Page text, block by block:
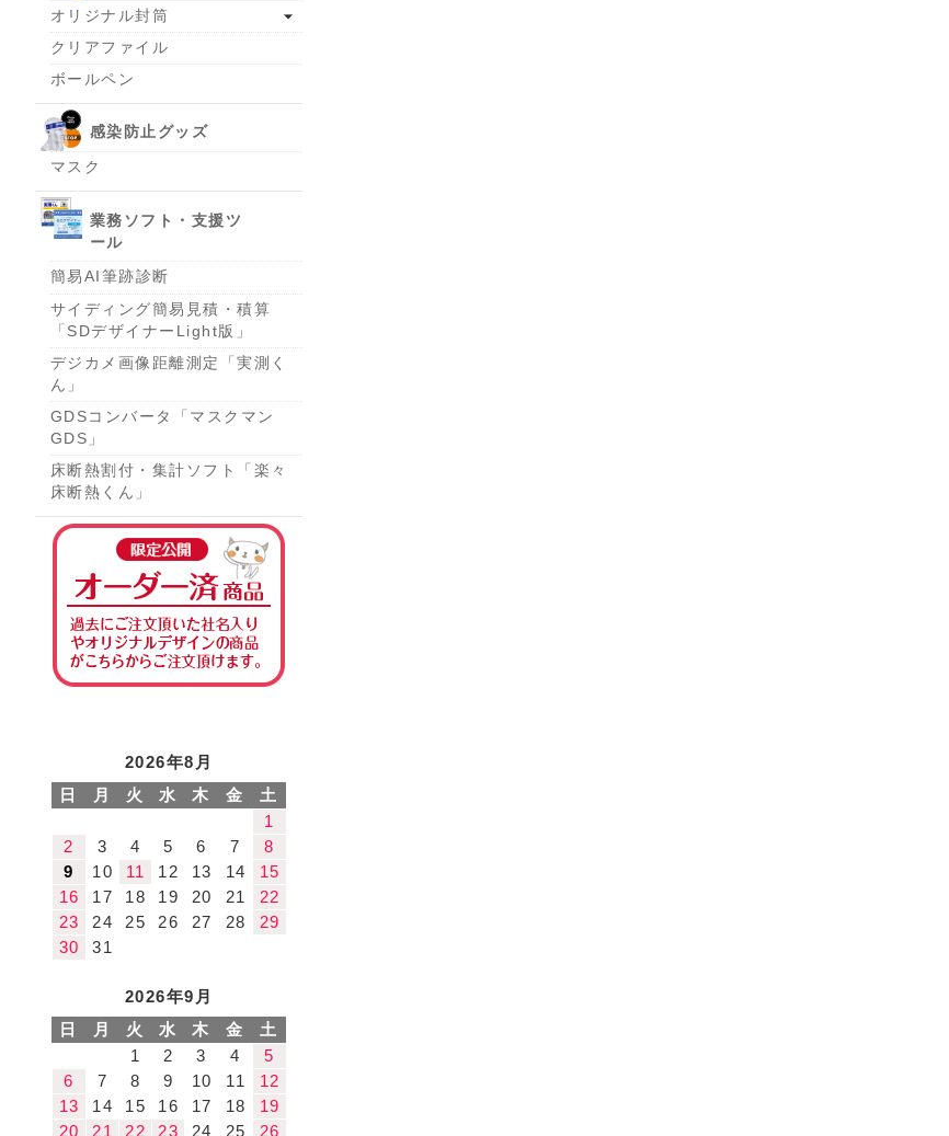
オリジナル封筒
クリアファイル
ボールペン
感染防止グッズ
マスク
業務ソフト・支援ツ
ール
簡易AI筆跡診断
サイディング簡易見積・積算
「SDデザイナーLight版」
デジカメ画像距離測定「実測く
ん」
GDSコンバータ「マスクマン
GDS」
床断熱割付・集計ソフト「楽々
床断熱くん」
2026年8月
日
月 火 水 木 金
土
1
2
3 4 5 6 7
8
9
10 11 12 13 14
15
16
17 18 19 20 21
22
23
24 25 26 27 28
29
30
31
2026年9月
日
月 火 水 木 金
土
1
2 3 4
5
6
7 8 9 10 11
12
13
14 15 16 17 18
19
20
21 22 23 24 25 26